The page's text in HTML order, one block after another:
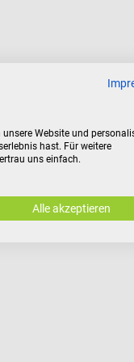
Website und
hast. Für weitere
uns einfach.
Alle akzeptieren